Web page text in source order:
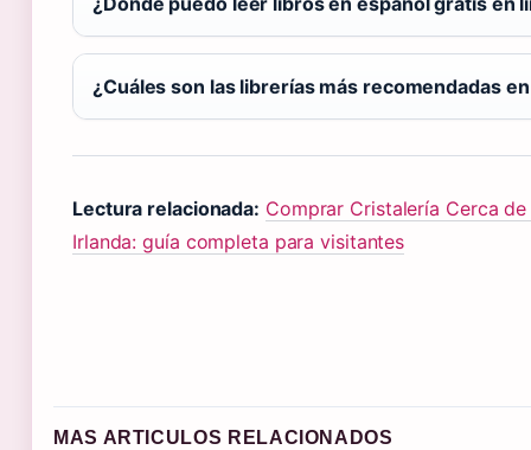
¿Cuáles son las librerías más recomendadas
Lectura relacionada: Comprar Cristalería Cerca
Irlanda: guía completa para visitantes
MAS ARTICULOS RELACIONADOS